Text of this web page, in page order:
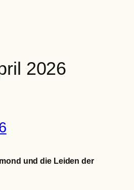
2026
und die Leiden der